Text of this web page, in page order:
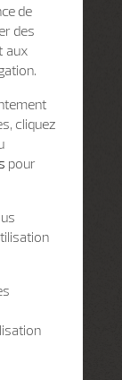
de
des
aux
cliquez
pour